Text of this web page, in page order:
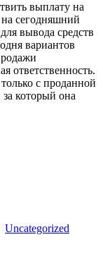
выплату на
на сегодняшний
вывода средств
вариантов
ответственность.
с проданной
который она
Uncategorized